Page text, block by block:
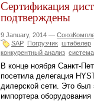
Сертификация
подтверждены
9 January, 2014 —
SAP Погрузчик штабелер
конкурентный анализ
В конце ноября Санкт-
посетила делегация
дилерской сети. Это был
импортера